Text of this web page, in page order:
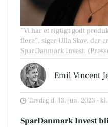
”Vi har et rigtigt godt
flere”, siger Ulla Skov, der
SparDanmark Invest.
Emil Vincent
Tirsdag d. 13. jun. 2023 -
SparDanmark Invest